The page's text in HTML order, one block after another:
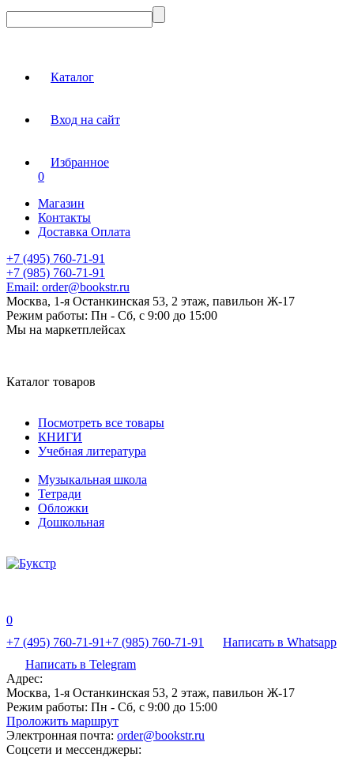
Каталог
Вход на сайт
Избранное
0
Магазин
Контакты
Доставка Оплата
+7 (495) 760-71-91
+7 (985) 760-71-91
Email: order@bookstr.ru
Москва, 1-я Останкинская 53, 2 этаж, павильон Ж-17
Режим работы: Пн - Сб, с 9:00 до 15:00
Мы на маркетплейсах
Каталог товаров
Посмотреть все товары
КНИГИ
Учебная литература
Музыкальная школа
Тетради
Обложки
Дошкольная
0
+7 (495) 760-71-91+7 (985) 760-71-91
Написать в Whatsapp
Написать в Telegram
Адрес:
Москва, 1-я Останкинская 53, 2 этаж, павильон Ж-17
Режим работы: Пн - Сб, с 9:00 до 15:00
Проложить маршрут
Электронная почта: order@bookstr.ru
Соцсети и мессенджеры: